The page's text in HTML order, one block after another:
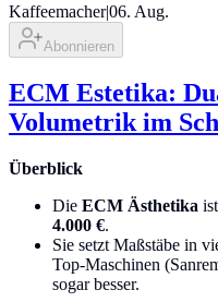
Kaffeemacher|06. Aug.
Abonnieren
ECM Estetika:
Volumetrik im
Überblick
Die ECM Ästhetika
4.000 €.
Sie setzt Maßstäbe in
Top-Maschinen
sogar besser.